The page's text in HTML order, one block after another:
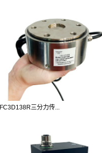
FC3D138R三分力传...